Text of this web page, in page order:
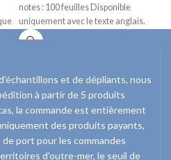
notes : 100 feuilles Disponible
uniquement avec le texte anglais.
et de dépliants, nous
à partir de 5 produits
la commande est entièrement
des produits payants,
port pour les commandes
d'outre-mer, le seuil de